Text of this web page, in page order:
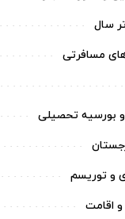
سال
مسافرتی
بورسیه تحصیلی
و توریسم
و اقامت